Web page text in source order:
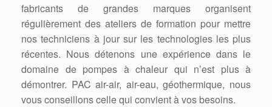
fabricants de grandes marques organisent
régulièrement des ateliers de formation pour mettre
nos techniciens à jour sur les technologies les plus
récentes. Nous détenons une expérience dans le
domaine de pompes à chaleur qui n’est plus à
démontrer. PAC air-air, air-eau, géothermique, nous
vous conseillons celle qui convient à vos besoins.